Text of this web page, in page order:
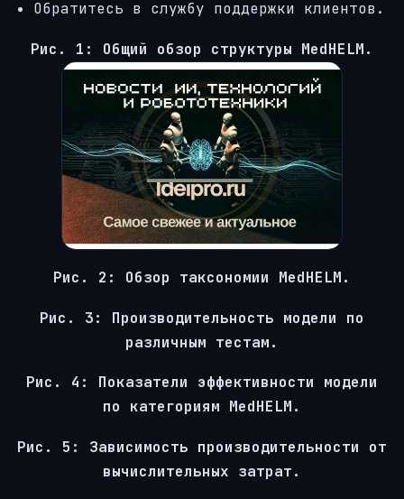
Обратитесь в службу поддержки клиентов.
Рис. 1: Общий обзор структуры MedHELM.
Рис. 2: Обзор таксономии MedHELM.
Рис. 3: Производительность модели по
различным тестам.
Рис. 4: Показатели эффективности модели
по категориям MedHELM.
Рис. 5: Зависимость производительности от
вычислительных затрат.